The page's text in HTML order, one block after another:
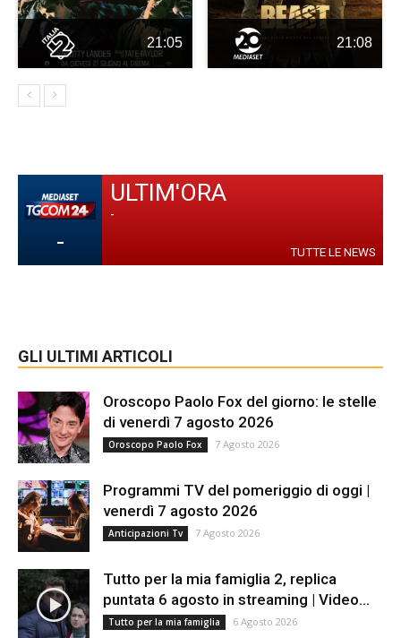
21:05 21:08
-
ULTIM'ORA
-
TUTTE LE NEWS
GLI ULTIMI ARTICOLI
Oroscopo Paolo Fox del giorno: le stelle
di venerdì 7 agosto 2026
Oroscopo Paolo Fox 7 Agosto 2026
Programmi TV del pomeriggio di oggi |
venerdì 7 agosto 2026
Anticipazioni Tv 7 Agosto 2026
Tutto per la mia famiglia 2, replica
puntata 6 agosto in streaming | Video...
Tutto per la mia famiglia 6 Agosto 2026